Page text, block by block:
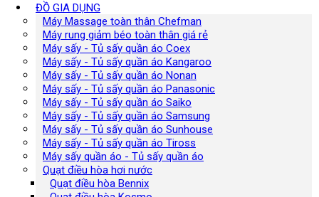
ĐỒ GIA DỤNG
Máy Massage toàn thân Chefman
Máy rung giảm béo toàn thân giá rẻ
Máy sấy - Tủ sấy quần áo Coex
Máy sấy - Tủ sấy quần áo Kangaroo
Máy sấy - Tủ sấy quần áo Nonan
Máy sấy - Tủ sấy quần áo Panasonic
Máy sấy - Tủ sấy quần áo Saiko
Máy sấy - Tủ sấy quần áo Samsung
Máy sấy - Tủ sấy quần áo Sunhouse
Máy sấy - Tủ sấy quần áo Tiross
Máy sấy quần áo - Tủ sấy quần áo
Quạt điều hòa hơi nước
Quạt điều hòa Bennix